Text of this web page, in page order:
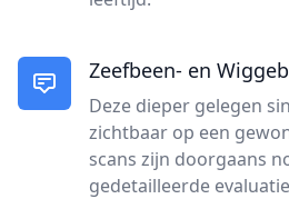
Zeefbeen- en
Deze dieper gelegen
zichtbaar op een
scans zijn doorgaans
gedetailleerde